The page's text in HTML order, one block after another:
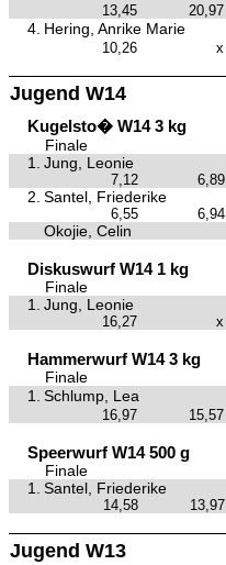
13,45 20,97
4. Hering, Anrike Marie
10,26 x
Jugend W14
Kugelsto� W14 3 kg
Finale
1.
Jung, Leonie
7,12 6,89
2. Santel, Friederike
6,55 6,94
Okojie, Celin
Diskuswurf W14 1 kg
Finale
1.
Jung, Leonie
16,27 x
Hammerwurf W14 3 kg
Finale
1.
Schlump, Lea
16,97 15,57
Speerwurf W14 500 g
Finale
1.
Santel, Friederike
14,58 13,97
Jugend W13